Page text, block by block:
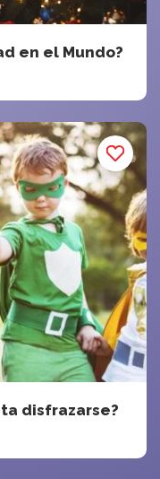
en el Mundo?
disfrazarse?